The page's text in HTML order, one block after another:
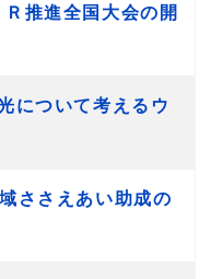
推進全国大会の開
について考えるウ
ささえあい助成の